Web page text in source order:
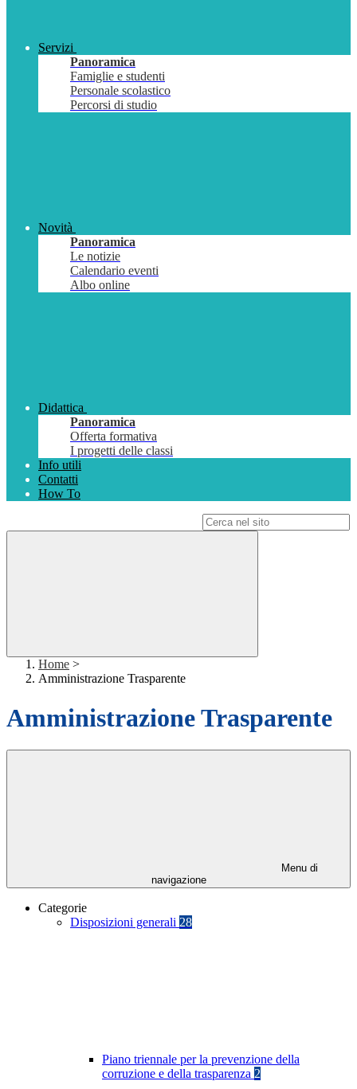
Servizi
Panoramica
Famiglie e studenti
Personale scolastico
Percorsi di studio
Novità
Panoramica
Le notizie
Calendario eventi
Albo online
Didattica
Panoramica
Offerta formativa
I progetti delle classi
Info utili
Contatti
How To
Home >
Amministrazione Trasparente
Amministrazione Trasparente
Menu di
navigazione
Categorie
Disposizioni generali 28
Piano triennale per la prevenzione della
corruzione e della trasparenza 2